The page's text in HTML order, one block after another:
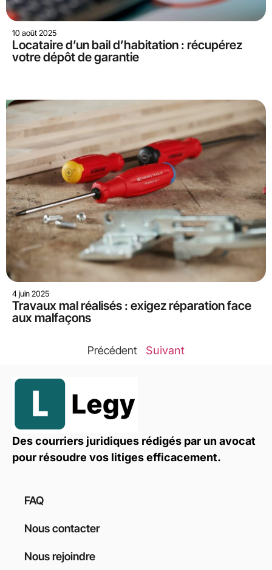
10 août 2025
Locataire d’un bail d’habitation : récupérez
votre dépôt de garantie
4 juin 2025
Travaux mal réalisés : exigez réparation face
aux malfaçons
Précédent Suivant
Des courriers juridiques rédigés par un avocat
pour résoudre vos litiges efficacement.
FAQ
Nous contacter
Nous rejoindre